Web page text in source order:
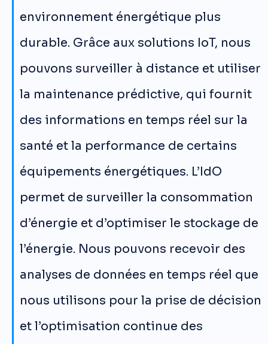
environnement énergétique plus
durable. Grâce aux solutions IoT, nous
pouvons surveiller à distance et utiliser
la maintenance prédictive, qui fournit
des informations en temps réel sur la
santé et la performance de certains
équipements énergétiques. L’IdO
permet de surveiller la consommation
d’énergie et d’optimiser le stockage de
l’énergie. Nous pouvons recevoir des
analyses de données en temps réel que
nous utilisons pour la prise de décision
et l’optimisation continue des